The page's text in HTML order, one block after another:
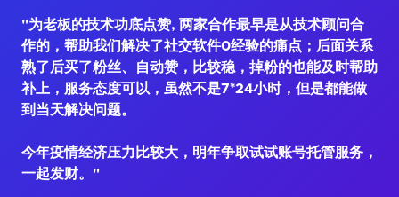
"为老板的技术功底点赞, 两家合作最早是从技术顾问合
作的，帮助我们解决了社交软件0经验的痛点；后面关系
熟了后买了粉丝、自动赞，比较稳，掉粉的也能及时帮助
补上，服务态度可以，虽然不是7*24小时，但是都能做
到当天解决问题。
今年疫情经济压力比较大，明年争取试试账号托管服务，
一起发财。"